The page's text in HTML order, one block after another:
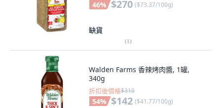
46% $270 ($73.37/100g)
缺貨
(1)
Walden Farms 香辣烤肉醬, 1罐,
340g
折扣後價格$310
54% $142 ($41.77/100g)